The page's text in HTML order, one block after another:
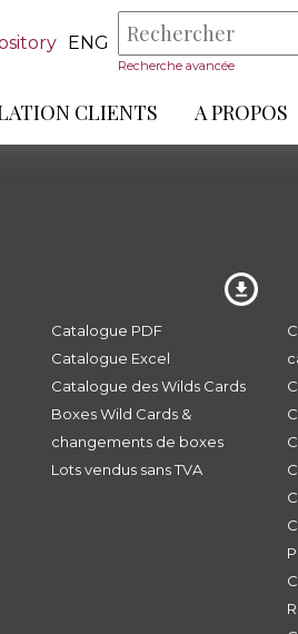
ENG
Recherche avancée
CLIENTS A PROPOS
Catalogue PDF
Catalogue Excel
Catalogue des Wilds Cards
Boxes Wild Cards &
changements de boxes
Lots vendus sans TVA